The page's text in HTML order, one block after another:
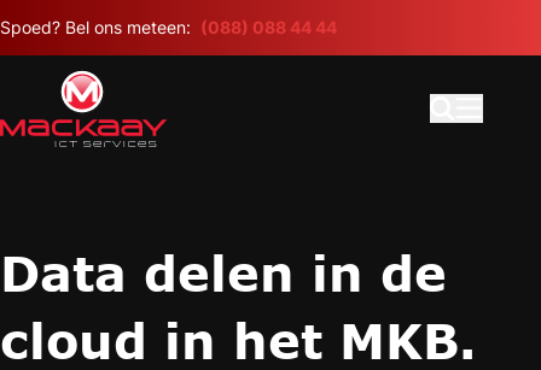
Spoed? Bel ons meteen: (088) 088 44 44
Data delen in de
cloud in het MKB.